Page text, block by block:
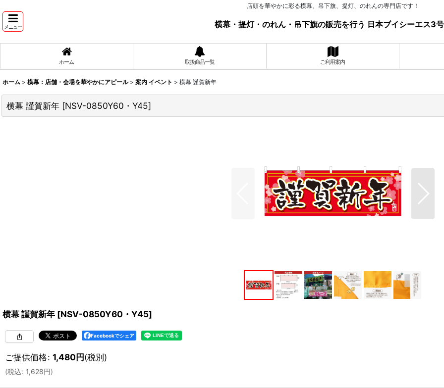
店頭を華やかに彩る横幕、吊下旗、提灯、のれんの専門店です！
メニュー 横幕・提灯・のれん・吊下旗の販売を行う 日本ブイシーエス3
ホーム 取扱商品一覧 ご利用案内
ホーム > 横幕：店舗・会場を華やかにアピール > 案内 イベント > 横幕 謹賀新年
横幕 謹賀新年 [NSV-0850Y60・Y45]
横幕 謹賀新年 [NSV-0850Y60・Y45]
Facebookでシェア
ご提供価格: 1,480円(税別)
(税込: 1,628円)